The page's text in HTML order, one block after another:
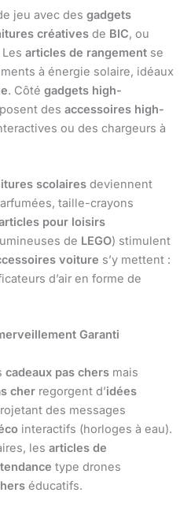
jeu avec des gadgets
créatives de BIC, ou
articles de rangement se
à énergie solaire, idéaux
. Côté gadgets high-
des accessoires high-
ou des chargeurs à
scolaires deviennent
taille-crayons
pour loisirs
de LEGO) stimulent
voiture s’y mettent :
d’air en forme de
Garanti
cadeaux pas chers mais
cher regorgent d’idées
des messages
interactifs (horloges à eau).
les articles de
type drones
éducatifs.